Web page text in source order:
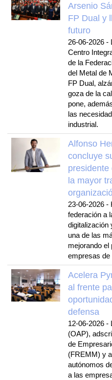
Arsenio
FP Dual y
futuro
26-06-2026 -
Centro
de la
del Metal de
FP Dual,
goza de la
pone,
las
industrial.
Alfonso
concluye
presidente
la mayor
23-06-2026 -
federación a
digitalización
una de las
mejorando el
empresas de
Acelera
al frente
defensa
12-06-2026 -
(OAP),
de
(FREMM) y
autónomos
a las